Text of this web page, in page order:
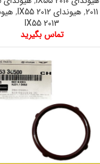
2011
,هیوندای IX55 2012 ,
IX55 2013
تماس بگیرید